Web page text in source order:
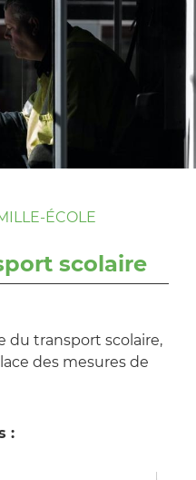
ÉCOLE
scolaire
du transport scolaire,
des mesures de
: